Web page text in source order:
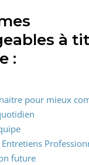
à
:
pour mieux
future